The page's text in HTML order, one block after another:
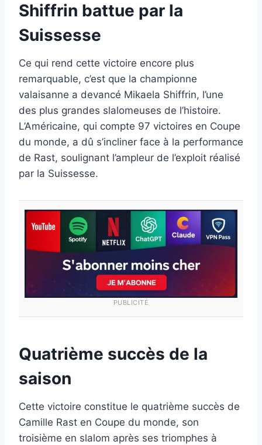
Shiffrin battue par la
Suissesse
Ce qui rend cette victoire encore plus
remarquable, c’est que la championne
valaisanne a devancé Mikaela Shiffrin, l’une
des plus grandes slalomeuses de l’histoire.
L’Américaine, qui compte 97 victoires en Coupe
du monde, a dû s’incliner face à la performance
de Rast, soulignant l’ampleur de l’exploit réalisé
par la Suissesse.
PUBLICITÉ
Quatrième succès de la
saison
Cette victoire constitue le quatrième succès de
Camille Rast en Coupe du monde, son
troisième en slalom après ses triomphes à